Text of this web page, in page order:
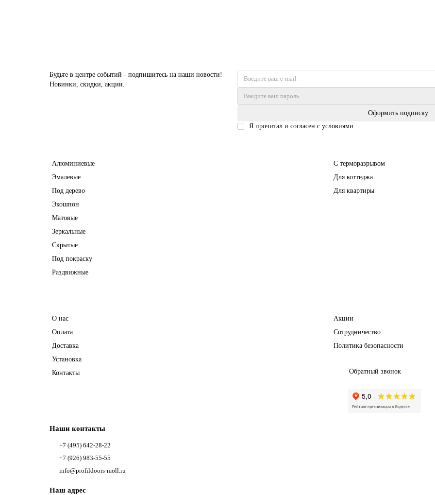
Будьте в центре событий - подпишитесь на наши новости!
Новинки, скидки, акции.
Оформить подписку
Я прочитал и согласен с условиями
Алюминиевые
Эмалевые
Под дерево
Экошпон
Матовые
Зеркальные
Скрытые
Под покраску
Раздвижные
С терморазрывом
Для коттеджа
Для квартиры
О нас
Оплата
Доставка
Установка
Контакты
Акции
Сотрудничество
Политика безопасности
Обратный звонок
Наши контакты
+7 (495) 642-28-22
+7 (926) 983-55-55
info@profildoors-moll.ru
Наш адрес